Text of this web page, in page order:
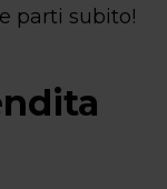
parti subito!